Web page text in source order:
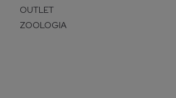
OUTLET
ZOOLOGIA